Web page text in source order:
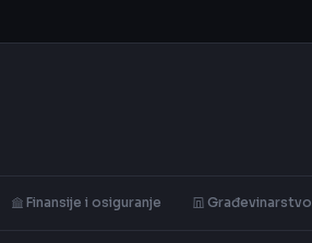
Finansije i osiguranje Građevinarstvo